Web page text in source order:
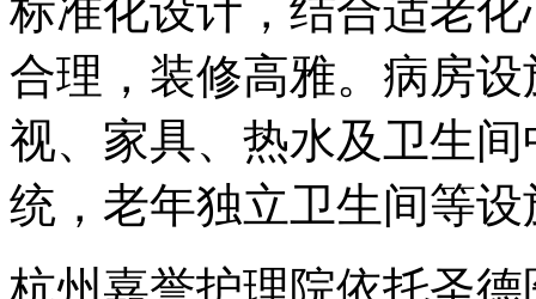
标准化设计，结合适老
合理，装修高雅。病房
视、家具、热水及卫生
统，老年独立卫生间等设